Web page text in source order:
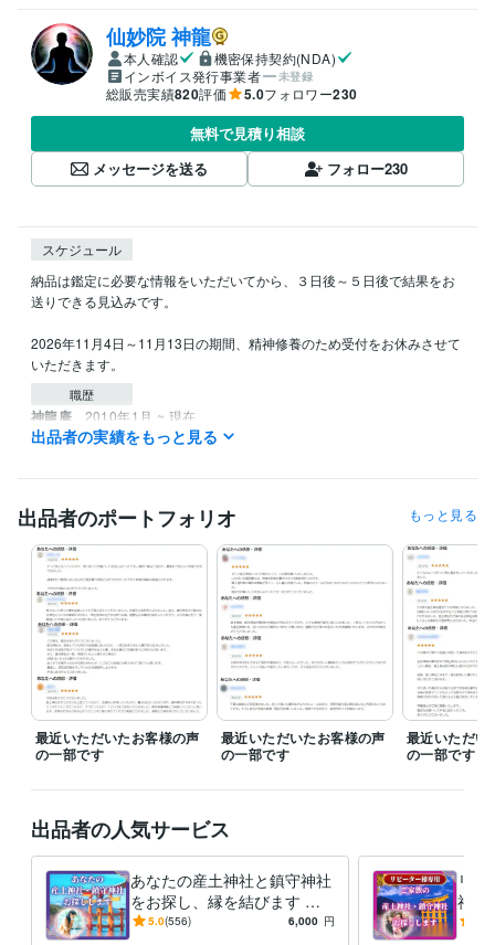
仙妙院 神龍
本人確認
機密保持契約(NDA)
インボイス発行事業者
未登録
総販売実績820評価 5.0フォロワー230
無料で見積り相談
メッセージを送る
フォロー230
スケジュール
納品は鑑定に必要な情報をいただいてから、３日後～５日後で結果をお
送りできる見込みです。
2026年11月4日～11月13日の期間、精神修養のため受付をお休みさせて
いただきます。
職歴
神龍庵 2010年1月 ~ 現在
産土神社鑑定士 取得年 : 2010年
風水守護獣鑑定師 取得年 : 2018年
得意分野
占い 産土神社鑑定 あなたが開運しやすい神社と参拝順序鑑定
開運 神様リーディング
風水
四柱推命
縁結び 金運
出品者の実績をもっと見る
出品者のポートフォリオ もっと見る
最近いただいたお客様の声
の一部です
最近いただいたお客様の声
の一部です
最近いただい
の一部です
出品者の人気サービス
あなたの産土神社と鎮守神社
をお探し、縁を結びます お
盆にご先祖様と産土神様に感
5.0(556) 6,000 円
リ
神社
お盆